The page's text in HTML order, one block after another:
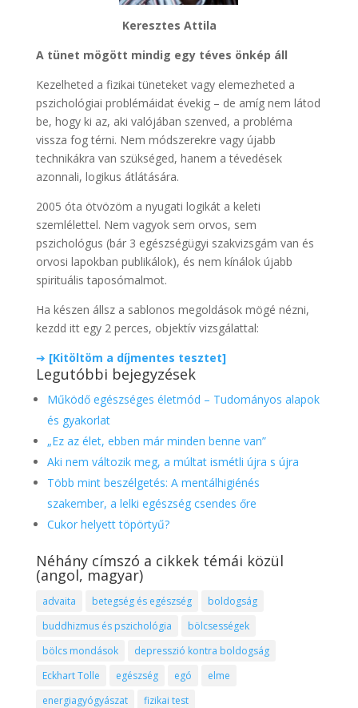
Keresztes Attila
A tünet mögött mindig egy téves önkép áll
Kezelheted a fizikai tüneteket vagy elemezheted a
pszichológiai problémáidat évekig – de amíg nem látod
be, hogy ki az, aki valójában szenved, a probléma
vissza fog térni. Nem módszerekre vagy újabb
technikákra van szükséged, hanem a tévedések
azonnali, logikus átlátására.
2005 óta ötvözöm a nyugati logikát a keleti
szemlélettel. Nem vagyok sem orvos, sem
pszichológus (bár 3 egészségügyi szakvizsgám van és
orvosi lapokban publikálok), és nem kínálok újabb
spirituális taposómalmot.
Ha készen állsz a sablonos megoldások mögé nézni,
kezdd itt egy 2 perces, objektív vizsgálattal:
➔ [Kitöltöm a díjmentes tesztet]
Legutóbbi bejegyzések
Működő egészséges életmód – Tudományos alapok
és gyakorlat
„Ez az élet, ebben már minden benne van”
Aki nem változik meg, a múltat ismétli újra s újra
Több mint beszélgetés: A mentálhigiénés
szakember, a lelki egészség csendes őre
Cukor helyett töpörtyű?
Néhány címszó a cikkek témái közül
(angol, magyar)
advaita betegség és egészség
boldogság
buddhizmus és pszichológia
bölcsességek
bölcs mondások
depresszió kontra boldogság
Eckhart Tolle
egészség egó
elme
energiagyógyászat
fizikai test